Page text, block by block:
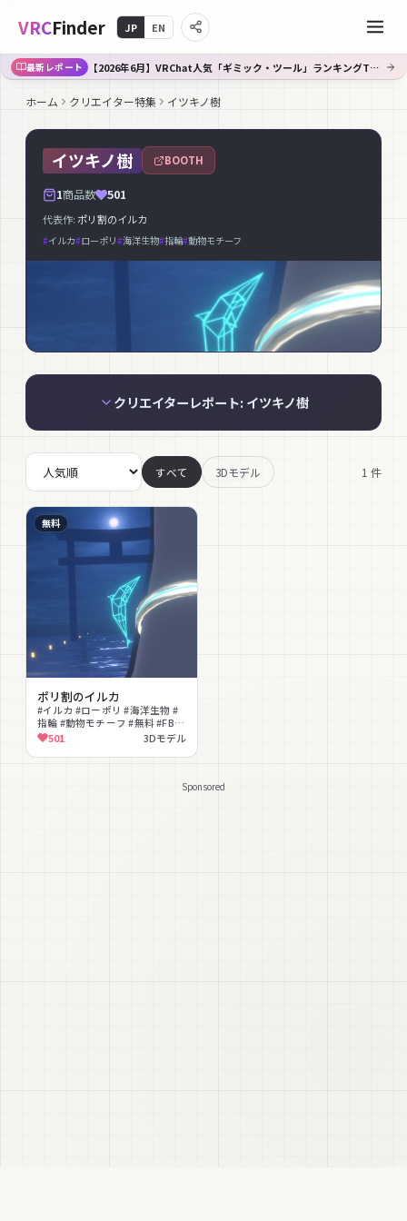
VRCFinder JP EN
最新レポート 【2026年6月】VRChat人気「ギミック・ツール」ランキングTOP10｜Booth傾向分析
ホーム クリエイター特集 イツキノ樹
イツキノ樹 BOOTH
1商品数 501
代表作: ポリ割のイルカ
#イルカ#ローポリ#海洋生物#指輪#動物モチーフ
クリエイターレポート: イツキノ樹
すべて 3Dモデル 1 件
無料
ポリ割のイルカ
#イルカ #ローポリ #海洋生物 #
指輪 #動物モチーフ #無料 #FBX
#Blender #マテリアル
501 3Dモデル
Sponsored